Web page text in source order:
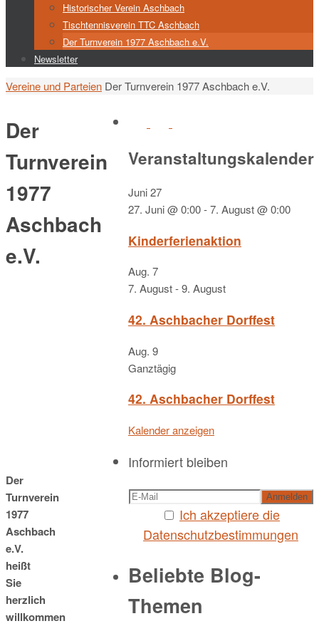
Historischer Verein Aschbach
Tischtennisverein TTC Aschbach
Der Turnverein 1977 Aschbach e.V.
Newsletter
Start
Vereine und Parteien Der Turnverein 1977 Aschbach e.V.
Der
Turnverein
1977
Aschbach
e.V.
Der
Turnverein
1977
Aschbach
e.V.
heißt
Sie
herzlich
willkommen
Veranstaltungskalender
Juni27
27. Juni @ 0:00-7. August @ 0:00
Kinderferienaktion
Aug. 7
7. August-9. August
42. Aschbacher Dorffest
Aug. 9
Ganztägig
42. Aschbacher Dorffest
Kalender anzeigen
Informiert bleiben
Ich akzeptiere die
Datenschutzbestimmungen
Beliebte Blog-
Themen